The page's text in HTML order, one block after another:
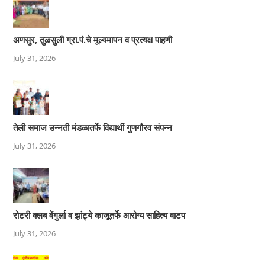
अणसुर, तुळसुली ग्रा.पं.चे मूल्यमापन व प्रत्यक्ष पाहणी
July 31, 2026
तेली समाज उन्नती मंडळातर्फे विद्यार्थी गुणगौरव संपन्न
July 31, 2026
रोटरी क्लब वेंगुर्ला व झांट्ये काजूतर्फे आरोग्य साहित्य वाटप
July 31, 2026